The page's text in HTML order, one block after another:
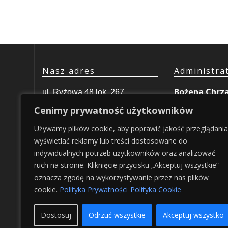
Cenimy prywatność użytkowników
Używamy plików cookie, aby poprawić jakość
wyświetlać reklamy lub treści dostosowane do
indywidualnych potrzeb użytkowników oraz analizować
ruch na stronie. Kliknięcie przycisku „Akceptuj wszystkie”
oznacza zgodę na wykorzystywanie przez nas plików
cookie. Polityka Prywatności Polityka Cookie
Dostosuj Odrzuć wszystkie Akceptuj wszystko
Nasz adres
ul. Ryżowa 48 lok. 267
Mob.+48 660 214 114
E-Mail: zarzad@skorosze9.org
NIP: 5222930038
REGON: 141997834
Zaloguj / Wyloguj
Bożena
Obsługa
Michał Rusak
Mob.+48 502
Wyszukaj